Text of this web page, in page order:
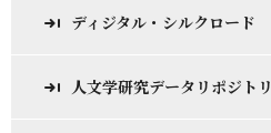
ディジタル・シルクロード
人文学研究データリポジトリ